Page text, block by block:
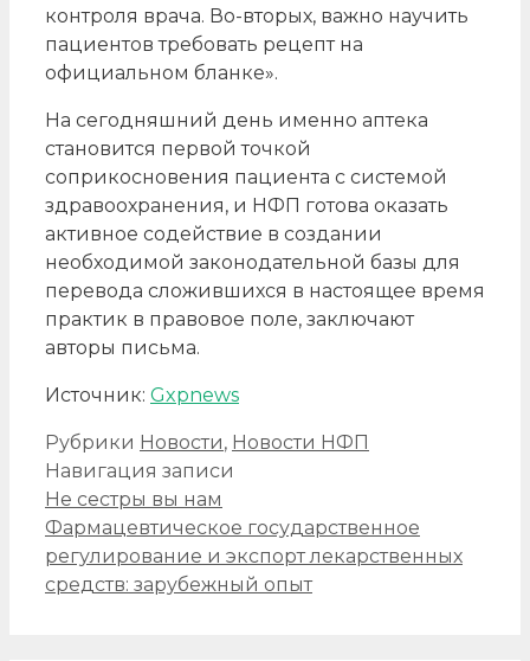
контроля врача. Во-вторых, важно научить
пациентов требовать рецепт на
официальном бланке».
На сегодняшний день именно аптека
становится первой точкой
соприкосновения пациента с системой
здравоохранения, и НФП готова оказать
активное содействие в создании
необходимой законодательной базы для
перевода сложившихся в настоящее время
практик в правовое поле, заключают
авторы письма.
Источник: Gxpnews
Рубрики Новости, Новости НФП
Навигация записи
Не сестры вы нам
Фармацевтическое государственное
регулирование и экспорт лекарственных
средств: зарубежный опыт